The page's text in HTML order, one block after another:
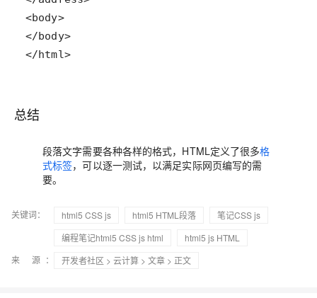
<body>
</body>
</html>
总结
段落文字需要各种各样的格式，HTML定义了很多格
式标签，可以逐一测试，以满足实际网页编写的需
要。
关键词： html5 CSS js html5 HTML段落
笔记CSS js
编程笔记html5 CSS js html
html5 js HTML
来 源：
开发者社区 > 云计算 > 文章 > 正文